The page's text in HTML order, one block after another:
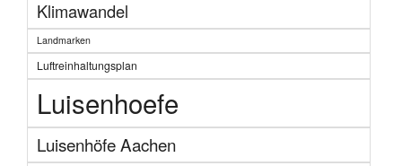
Klimawandel
Landmarken
Luftreinhaltungsplan
Luisenhoefe
Luisenhöfe Aachen